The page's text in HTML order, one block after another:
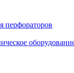
перфораторов